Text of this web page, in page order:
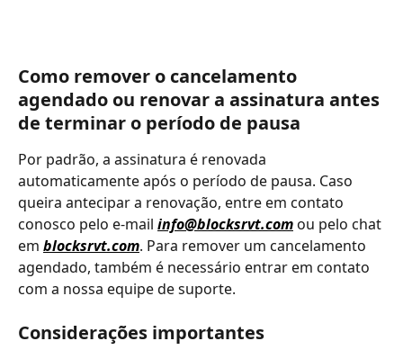
Como remover o cancelamento
agendado ou renovar a assinatura antes
de terminar o período de pausa
Por padrão, a assinatura é renovada
automaticamente após o período de pausa. Caso
queira antecipar a renovação, entre em contato
conosco pelo e-mail info@blocksrvt.com ou pelo chat
em blocksrvt.com. Para remover um cancelamento
agendado, também é necessário entrar em contato
com a nossa equipe de suporte.
Considerações importantes